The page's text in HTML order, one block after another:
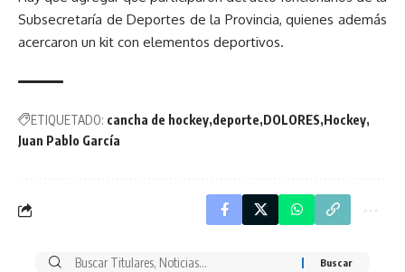
Subsecretaría de Deportes de la Provincia, quienes además
acercaron un kit con elementos deportivos.
ETIQUETADO: cancha de hockey deporte DOLORES Hockey
Juan Pablo García
Buscar